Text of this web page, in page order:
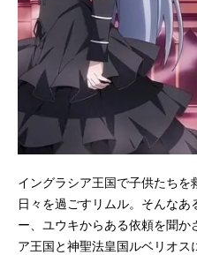
イングラシア王国で子供たち
日々を過ごすリムル。そんな
ー、ユウキからある依頼を聞
ア王国と神聖法皇国ルベリオ